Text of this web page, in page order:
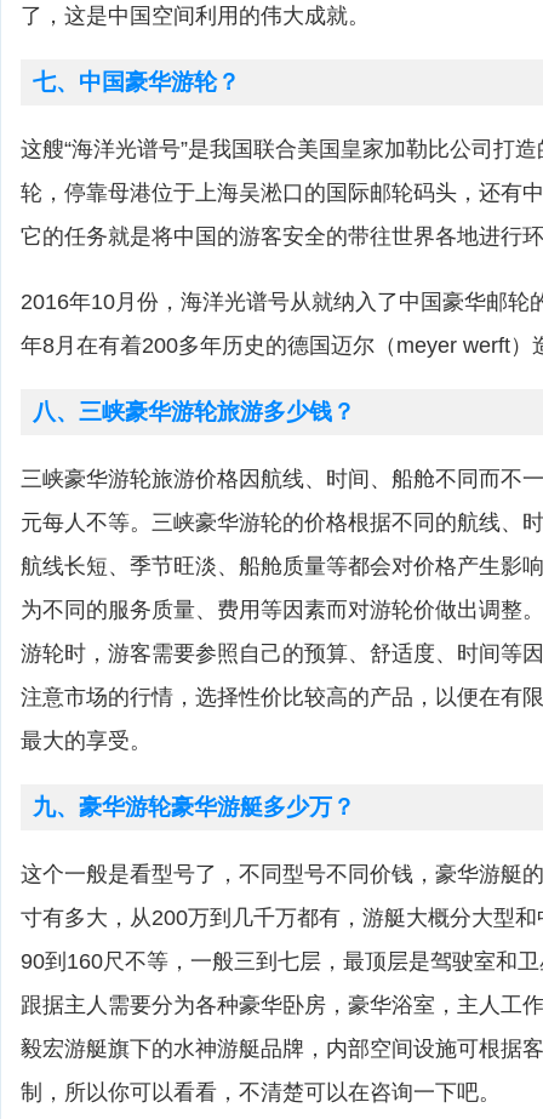
了，这是中国空间利用的伟大成就。
七、中国豪华游轮？
这艘“海洋光谱号”是我国联合美国皇家加勒比公司打
轮，停靠母港位于上海吴淞口的国际邮轮码头，还有
它的任务就是将中国的游客安全的带往世界各地进行
2016年10月份，海洋光谱号从就纳入了中国豪华邮轮
年8月在有着200多年历史的德国迈尔（meyer werft）
八、三峡豪华游轮旅游多少钱？
三峡豪华游轮旅游价格因航线、时间、船舱不同而不
元每人不等。三峡豪华游轮的价格根据不同的航线、
航线长短、季节旺淡、船舱质量等都会对价格产生影
为不同的服务质量、费用等因素而对游轮价做出调整
游轮时，游客需要参照自己的预算、舒适度、时间等
注意市场的行情，选择性价比较高的产品，以便在有
最大的享受。
九、豪华游轮豪华游艇多少万？
这个一般是看型号了，不同型号不同价钱，豪华游艇
寸有多大，从200万到几千万都有，游艇大概分大型
90到160尺不等，一般三到七层，最顶层是驾驶室和
跟据主人需要分为各种豪华卧房，豪华浴室，主人工
毅宏游艇旗下的水神游艇品牌，内部空间设施可根据
制，所以你可以看看，不清楚可以在咨询一下吧。